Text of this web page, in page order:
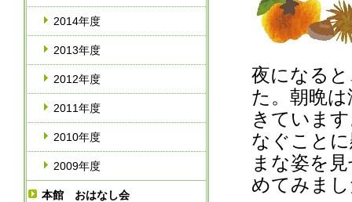
2014年度
2013年度
2012年度
2011年度
2010年度
2009年度
本館 おはなし会
夜になる
た。朝晩
きていま
なぐこと
まな姿を
めてみま